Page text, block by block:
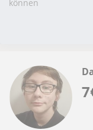
können
7